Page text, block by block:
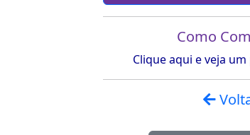
Como
Clique aqui e veja